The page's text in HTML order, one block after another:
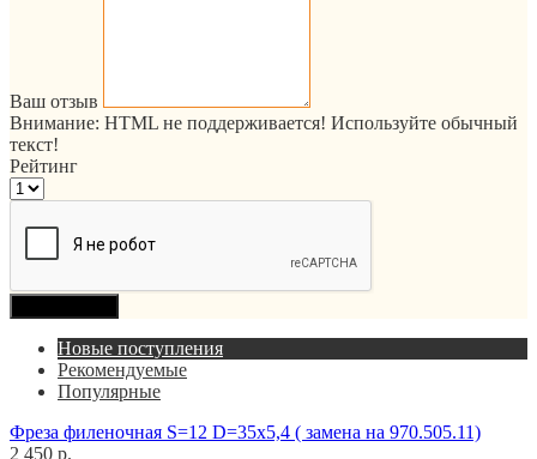
Ваш отзыв
Внимание: HTML не поддерживается! Используйте обычный
текст!
Рейтинг
Новые поступления
Рекомендуемые
Популярные
Фреза филеночная S=12 D=35x5,4 ( замена на 970.505.11)
2 450 р.